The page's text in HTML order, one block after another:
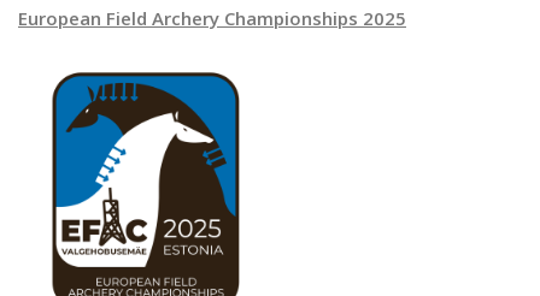
European Field Archery Championships 2025